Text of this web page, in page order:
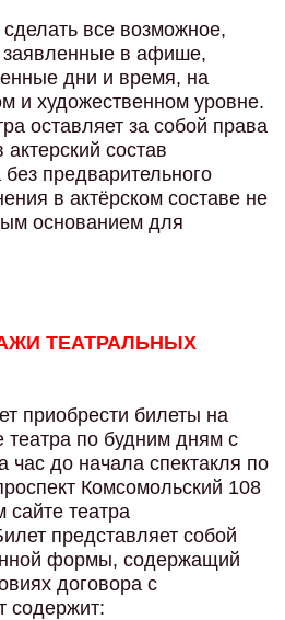
сделать все возможное,
заявленные в афише,
дни и время, на
и художественном уровне.
оставляет за собой права
состав
предварительного
в актёрском составе не
основанием для
ТЕАТРАЛЬНЫХ
приобрести билеты на
театра по будним дням с
час до начала спектакля по
Комсомольский 108
театра
представляет собой
формы, содержащий
договора с
содержит: